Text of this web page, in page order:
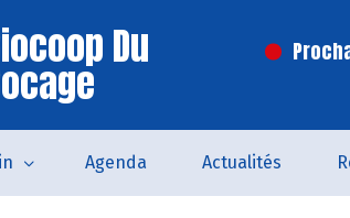
Du
Agenda Actualités